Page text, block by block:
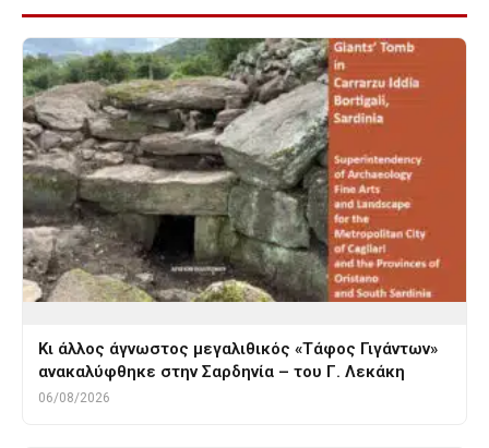
Κι άλλος άγνωστος μεγαλιθικός «Τάφος Γιγάντων»
ανακαλύφθηκε στην Σαρδηνία – του Γ. Λεκάκη
06/08/2026